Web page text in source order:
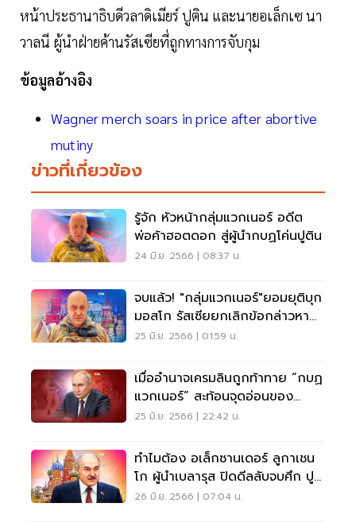
หน้าประธานาธิบดีวลาดิเมียร์ ปูติน และนายอเล็กเซ นา
วาลนี ผู้นำฝ่ายค้านรัสเซียที่ถูกทางการจับกุม
ข้อมูลอ้างอิง
Wagner merch soars in price after abortive
mutiny
ข่าวที่เกี่ยวข้อง
รู้จัก หัวหน้ากลุ่มแวกเนอร์ อดีต
พ่อค้าฮอตดอก สู่ผู้นำกบฏโค่นปูติน
24 มิ.ย. 2566 | 08:37 น.
จบแล้ว! "กลุ่มแวกเนอร์"ยอมยุติบุก
มอสโก รัสเซียยกเลิกข้อกล่าวหา
กบฏ
25 มิ.ย. 2566 | 01:59 น.
เมื่ออำนาจเครมลินถูกท้าทาย “กบฏ
แวกเนอร์” สะท้อนจุดอ่อนของ
บัลลังก์ปูติน
25 มิ.ย. 2566 | 22:42 น.
ทำไมต้อง อเล็กซานเดอร์ ลูกาเชน
โก ผู้นำเบลารุส ปิดดีลลับจบศึก ปู
ติน-แวกเนอร์
26 มิ.ย. 2566 | 07:04 น.